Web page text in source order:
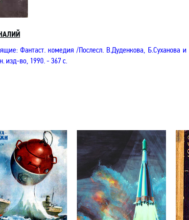
Фантаст. комедия /Послесл. В.Дуденкова,
изд-во, 1990. - 367 с.